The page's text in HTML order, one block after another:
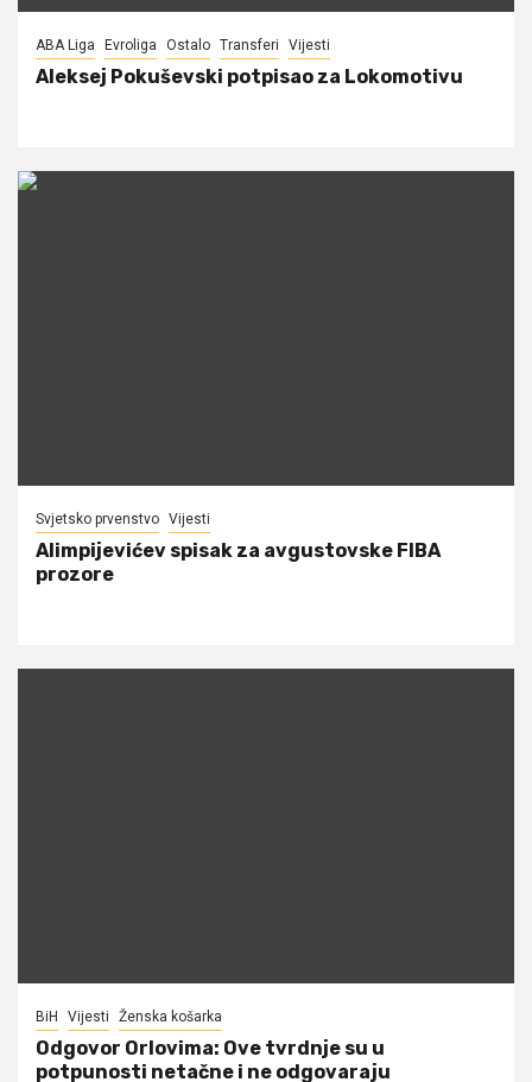
ABA Liga Evroliga Ostalo Transferi Vijesti
Aleksej Pokuševski potpisao za Lokomotivu
Svjetsko prvenstvo Vijesti
Alimpijevićev spisak za avgustovske FIBA
prozore
BiH Vijesti Ženska košarka
Odgovor Orlovima: ​Ove tvrdnje su u
potpunosti netačne i ne odgovaraju